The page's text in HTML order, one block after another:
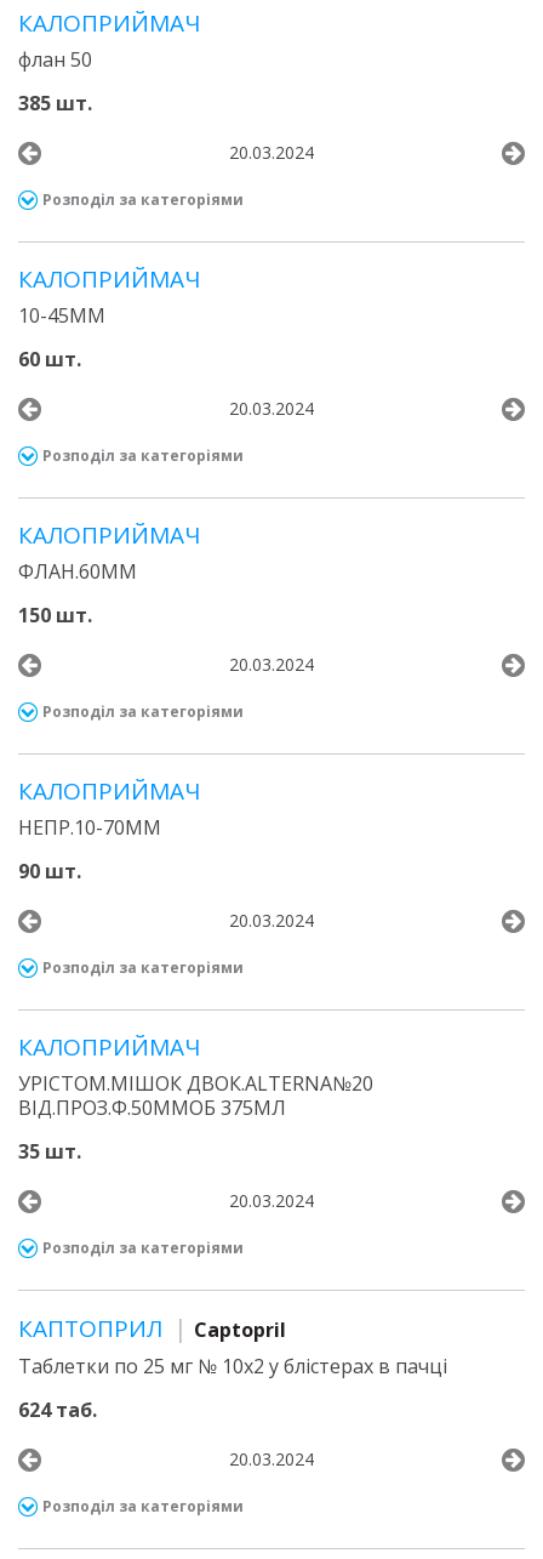
КАЛОПРИЙМАЧ
флан 50
385 шт.
20.03.2024
Розподіл за категоріями
КАЛОПРИЙМАЧ
10-45ММ
60 шт.
20.03.2024
Розподіл за категоріями
КАЛОПРИЙМАЧ
ФЛАН.60ММ
150 шт.
20.03.2024
Розподіл за категоріями
КАЛОПРИЙМАЧ
НЕПР.10-70ММ
90 шт.
20.03.2024
Розподіл за категоріями
КАЛОПРИЙМАЧ
УРІСТОМ.МІШОК ДВОК.ALTERNA№20
ВІД.ПРОЗ.Ф.50ММОБ 375МЛ
35 шт.
20.03.2024
Розподіл за категоріями
КАПТОПРИЛ
Captopril
Таблетки по 25 мг № 10х2 у блістерах в пачці
624 таб.
20.03.2024
Розподіл за категоріями